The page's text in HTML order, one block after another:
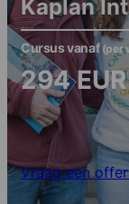
Kaplan
Cursus vanaf (per
294EUR
Vraag een